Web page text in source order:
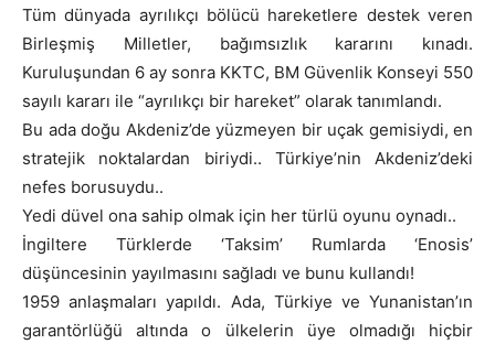
Tüm dünyada ayrılıkçı bölücü hareketlere destek veren
Birleşmiş Milletler, bağımsızlık kararını kınadı.
Kuruluşundan 6 ay sonra KKTC, BM Güvenlik Konseyi 550
sayılı kararı ile “ayrılıkçı bir hareket” olarak tanımlandı.
Bu ada doğu Akdeniz’de yüzmeyen bir uçak gemisiydi, en
stratejik noktalardan biriydi.. Türkiye’nin Akdeniz’deki
nefes borusuydu..
Yedi düvel ona sahip olmak için her türlü oyunu oynadı..
İngiltere Türklerde ‘Taksim’ Rumlarda ‘Enosis’
düşüncesinin yayılmasını sağladı ve bunu kullandı!
1959 anlaşmaları yapıldı. Ada, Türkiye ve Yunanistan’ın
garantörlüğü altında o ülkelerin üye olmadığı hiçbir